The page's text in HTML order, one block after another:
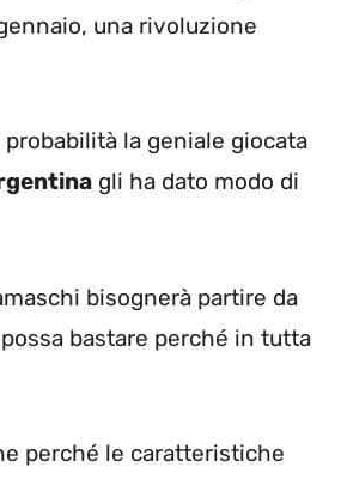
una rivoluzione
la geniale giocata
gli ha dato modo di
bisognerà partire da
bastare perché in tutta
perché le caratteristiche